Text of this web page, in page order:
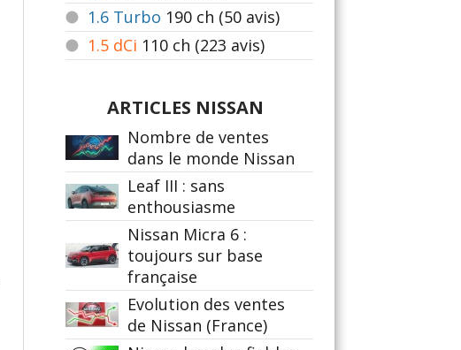
1.6 Turbo 190 ch (50 avis)
1.5 dCi 110 ch (223 avis)
ARTICLES NISSAN
Nombre de ventes
dans le monde Nissan
Leaf III : sans
enthousiasme
Nissan Micra 6 :
toujours sur base
française
Evolution des ventes
de Nissan (France)